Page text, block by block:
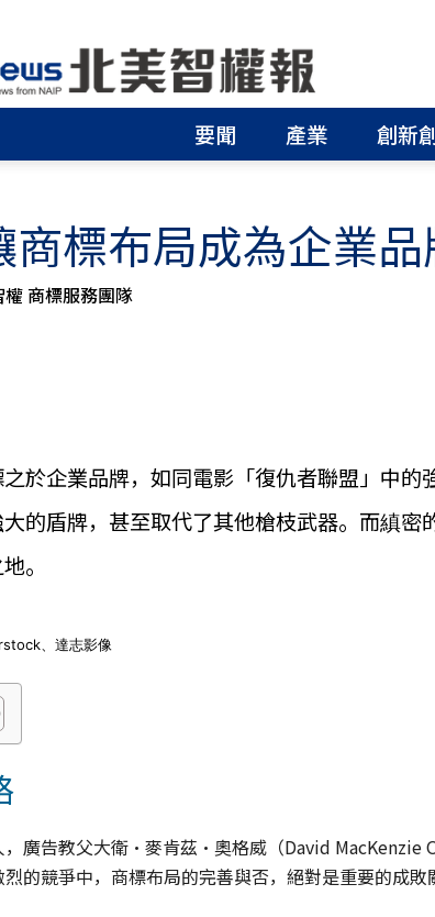
北
美
智
權
│
申
請
│
商
析
智
│
利
要聞 產業 創新
商標布局成為企業
商標服務團隊
於企業品牌，如同電影「復仇者聯盟」中
的盾牌，甚至取代了其他槍枝武器。而縝
。
、達志影像
，廣告教父大衛·麥肯茲·奧格威（David MacKenzie
的競爭中，商標布局的完善與否，絕對是重要的成敗